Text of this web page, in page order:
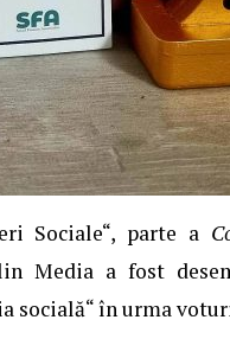
Sociale“, parte a
Media a fost
socială“ în urma